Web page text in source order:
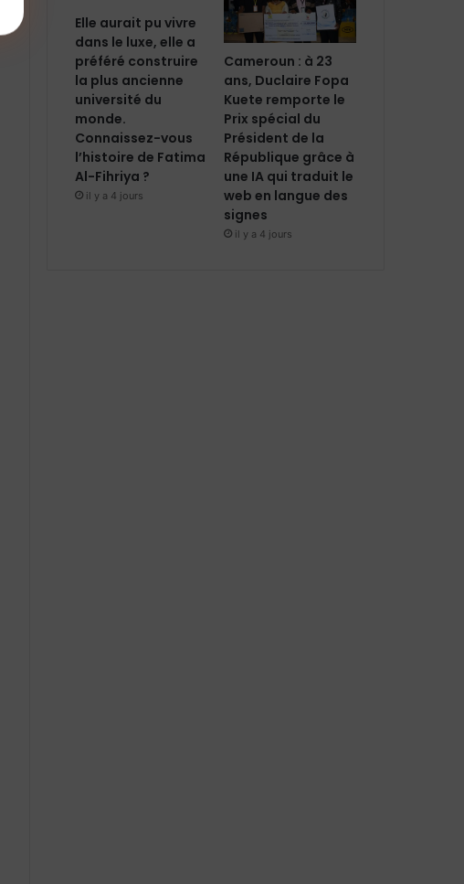
Elle aurait pu vivre
dans le luxe, elle a
préféré construire
la plus ancienne
université du
monde.
Connaissez-vous
l’histoire de Fatima
Al-Fihriya ?
il y a 4 jours
Cameroun : à 23
ans, Duclaire Fopa
Kuete remporte le
Prix spécial du
Président de la
République grâce à
une IA qui traduit le
web en langue des
signes
il y a 4 jours